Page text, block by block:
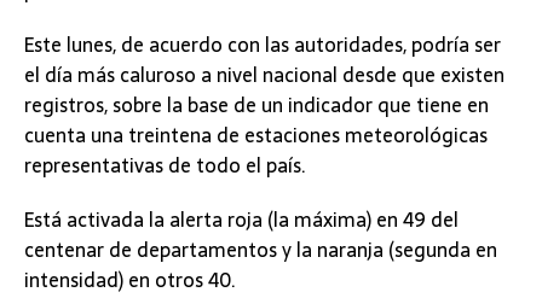
Este lunes, de acuerdo con las autoridades, podría ser
el día más caluroso a nivel nacional desde que existen
registros, sobre la base de un indicador que tiene en
cuenta una treintena de estaciones meteorológicas
representativas de todo el país.
Está activada la alerta roja (la máxima) en 49 del
centenar de departamentos y la naranja (segunda en
intensidad) en otros 40.